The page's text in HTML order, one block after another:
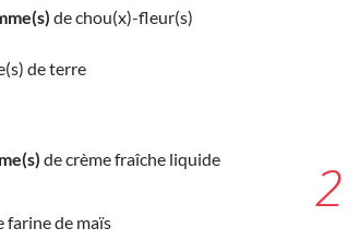
de chou(x)-fleur(s)
de terre
de crème fraîche liquide
farine de maïs 2